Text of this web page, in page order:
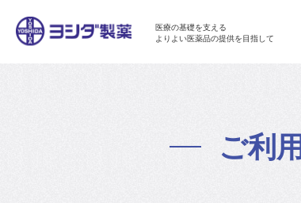
医療の基礎を支える
よりよい医薬品の提供を目指して
ご利